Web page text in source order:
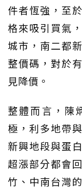
件者恆強，至
格來吸引買氣
城市，南二都
整價碼，對於
見降價。
整體而言，陳
極，利多地帶
新興地段與蛋
超漲部分都會
竹、中南台灣